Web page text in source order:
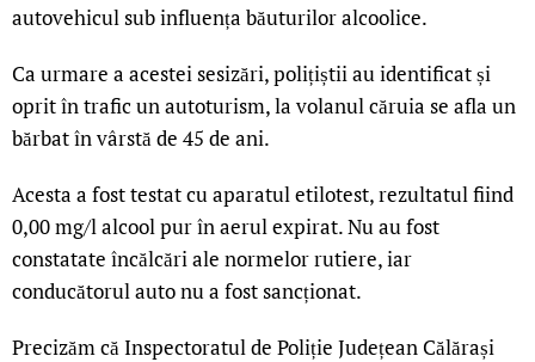
autovehicul sub influența băuturilor alcoolice.
Ca urmare a acestei sesizări, polițiștii au identificat și
oprit în trafic un autoturism, la volanul căruia se afla un
bărbat în vârstă de 45 de ani.
Acesta a fost testat cu aparatul etilotest, rezultatul fiind
0,00 mg/l alcool pur în aerul expirat. Nu au fost
constatate încălcări ale normelor rutiere, iar
conducătorul auto nu a fost sancționat.
Precizăm că Inspectoratul de Poliție Județean Călărași